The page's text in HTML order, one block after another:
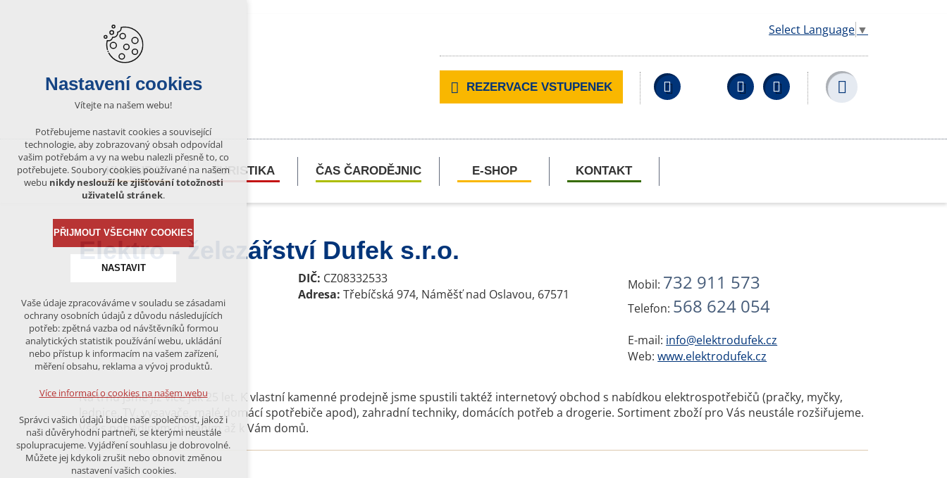
Select Language ▼
REZERVACE VSTUPENEK Facebook YouTubeWikipedia
KULTURA TURISTIKA ČAS ČARODĚJNIC E-SHOP KONTAKT
Elektro - železářství Dufek s.r.o.
DIČ: CZ08332533
Adresa: Třebíčská 974, Náměšť nad Oslavou, 67571
Mobil: 732 911 573
Telefon: 568 624 054
E-mail: info@elektrodufek.cz
Web:www.elektrodufek.cz
Na trhu jsme již více jak 25 let. K vlastní kamenné prodejně jsme spustili taktéž internetový obchod s nabídkou elektrospotřebičů (pračky, myčky,
lednice, TV, vysavače, malé domácí spotřebiče apod), zahradní techniky, domácích potřeb a drogerie. Sortiment zboží pro Vás neustále rozšiřujeme.
Vše s pohodlným dodáním až k Vám domů.
Nastavení cookies
Vítejte na našem webu!
Potřebujeme nastavit cookies a související
technologie, aby zobrazovaný obsah odpovídal
vašim potřebám a vy na webu nalezli přesně to, co
potřebujete. Soubory cookies používané na našem
webu nikdy neslouží ke zjišťování totožnosti
uživatelů stránek.
PŘIJMOUT VŠECHNY COOKIES
NASTAVIT
Technická cookies
nutná pro provozování webu
udržení kontextu stránek (session):
případná přihlášení, volby jazyka, apod.
analytická pro anonymizované
vyhodnocení návštěvnosti
marketingová cookies (Google)
Více informací o cookies na našem webu
Vaše údaje zpracováváme v souladu se zásadami
ochrany osobních údajů z důvodu následujících
potřeb: zpětná vazba od návštěvníků formou
analytických statistik používání webu, ukládání
nebo přístup k informacím na vašem zařízení,
měření obsahu, reklama a vývoj produktů.
Více informací o cookies na našem webu
Správci vašich údajů bude naše společnost, jakož i
naši důvěryhodní partneři, se kterými neustále
spolupracujeme. Vyjádření souhlasu je dobrovolné.
Můžete jej kdykoli zrušit nebo obnovit změnou
nastavení vašich cookies.